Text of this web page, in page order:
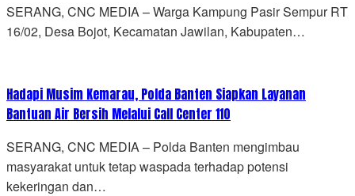
SERANG, CNC MEDIA – Warga Kampung Pasir Sempur RT
16/02, Desa Bojot, Kecamatan Jawilan, Kabupaten…
Hadapi Musim Kemarau, Polda Banten Siapkan Layanan
Bantuan Air Bersih Melalui Call Center 110
SERANG, CNC MEDIA – Polda Banten mengimbau
masyarakat untuk tetap waspada terhadap potensi
kekeringan dan…